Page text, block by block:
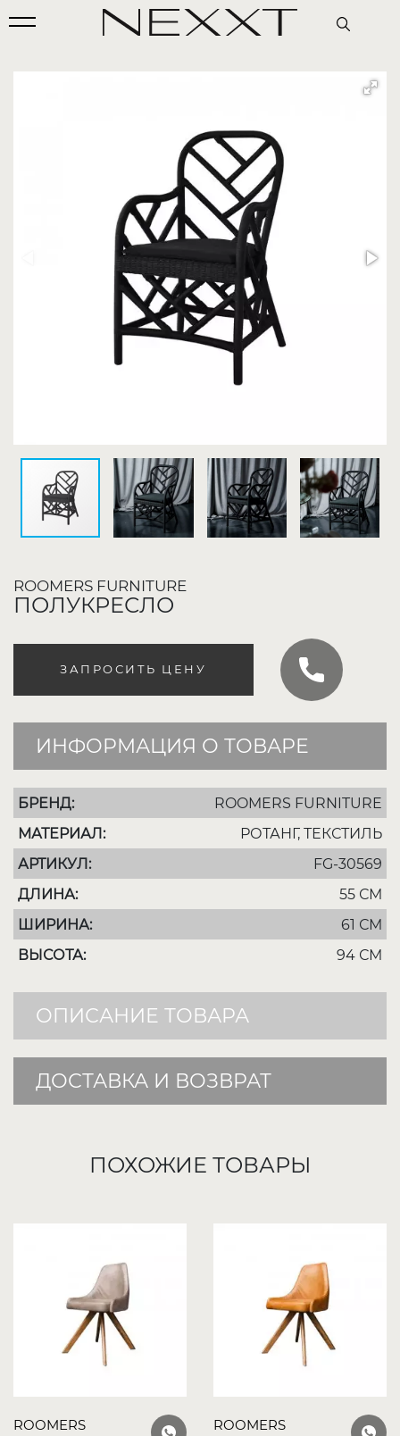
ROOMERS FURNITURE
ПОЛУКРЕСЛО
ЗАПРОСИТЬ ЦЕНУ
ИНФОРМАЦИЯ О ТОВАРЕ
БРЕНД:
ROOMERS FURNITURE
МАТЕРИАЛ:
РОТАНГ, ТЕКСТИЛЬ
АРТИКУЛ:
FG-30569
ДЛИНА:
55 СМ
ШИРИНА:
61 СМ
ВЫСОТА:
94 СМ
ОПИСАНИЕ ТОВАРА
ДОСТАВКА И ВОЗВРАТ
ПОХОЖИЕ ТОВАРЫ
ROOMERS
ROOMERS